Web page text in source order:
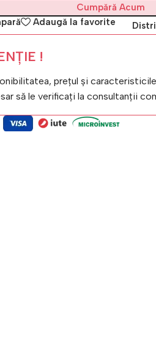
Cumpără Acum
Adaugă la favorite
!
prețul și
să le verificați la consultanții